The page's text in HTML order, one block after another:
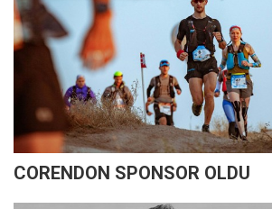
CORENDON SPONSOR OLDU